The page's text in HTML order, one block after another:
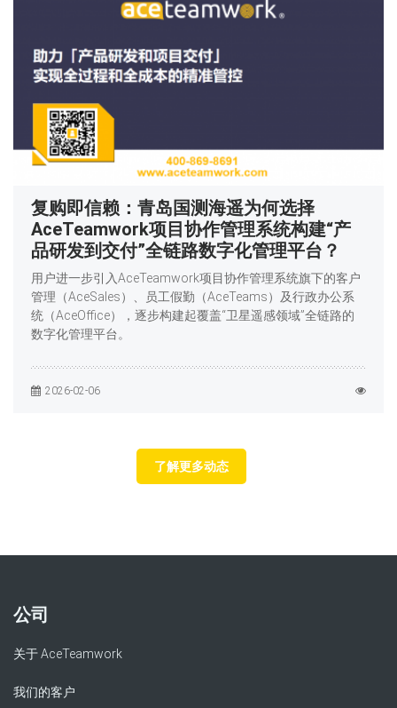
复购即信赖：青岛国测海遥为何选择
AceTeamwork项目协作管理系统构建“产
品研发到交付”全链路数字化管理平台？
用户进一步引入AceTeamwork项目协作管理系统旗下的客户
管理（AceSales）、员工假勤（AceTeams）及行政办公系
统（AceOffice），逐步构建起覆盖“卫星遥感领域”全链路的
数字化管理平台。
2026-02-06
了解更多动态
公司
关于 AceTeamwork
我们的客户